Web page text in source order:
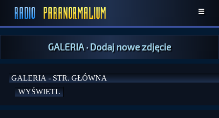
☰
GALERIA · Dodaj nowe zdjęcie